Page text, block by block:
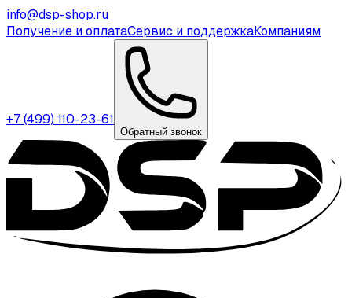
info@dsp-shop.ru
Получение и оплатаСервис и поддержкаКомпаниям
+7 (499) 110-23-61
Обратный звонок